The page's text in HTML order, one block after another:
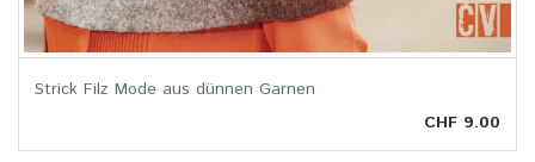
Strick Filz Mode aus dünnen Garnen
CHF 9.00